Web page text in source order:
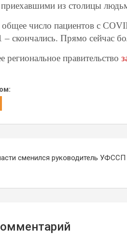
приехавшими из столицы
число пациентов с
скончались. Прямо сейчас
правительство
сменился руководитель УФССП